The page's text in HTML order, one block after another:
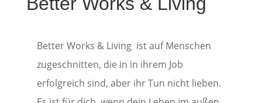
Better Works & Living ist auf Menschen
zugeschnitten, die in in ihrem Job
erfolgreich sind, aber ihr Tun nicht lieben.